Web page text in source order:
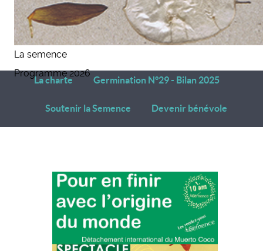
La semence
Programme 2026
La charte Germination N°29 - Bilan 2025
Soutenir la Semence Devenir bénévole